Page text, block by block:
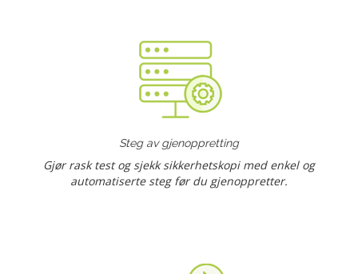
Steg av gjenoppretting
Gjør rask test og sjekk sikkerhetskopi med enkel og
automatiserte steg før du gjenoppretter.